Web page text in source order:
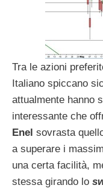
Tra le azioni
Italiano spiccano
attualmente hanno
interessante che
Enel sovrasta
a superare i
una certa facilità,
stessa girando lo